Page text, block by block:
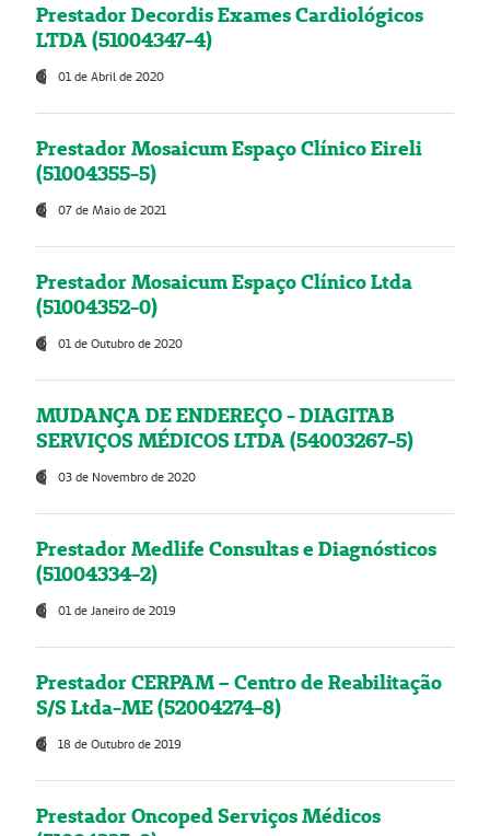
Prestador Decordis Exames Cardiológicos
LTDA (51004347-4)
01 de Abril de 2020
Prestador Mosaicum Espaço Clínico Eireli
(51004355-5)
07 de Maio de 2021
Prestador Mosaicum Espaço Clínico Ltda
(51004352-0)
01 de Outubro de 2020
MUDANÇA DE ENDEREÇO - DIAGITAB
SERVIÇOS MÉDICOS LTDA (54003267-5)
03 de Novembro de 2020
Prestador Medlife Consultas e Diagnósticos
(51004334-2)
01 de Janeiro de 2019
Prestador CERPAM – Centro de Reabilitação
S/S Ltda-ME (52004274-8)
18 de Outubro de 2019
Prestador Oncoped Serviços Médicos